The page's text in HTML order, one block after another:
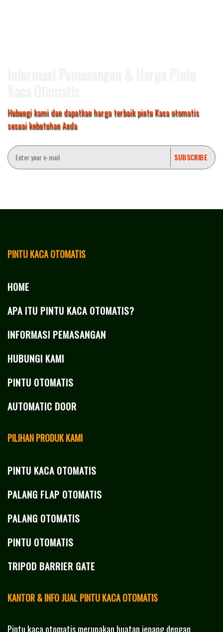
Hubungi kami dan dapatkan harga terbaik pintu Kaca otomatis
sesuai kebutuhan Anda
PINTU KACA OTOMATIS
HOME
APA ITU PINTU KACA OTOMATIS?
INFORMASI PEMASANGAN
HUBUNGI KAMI
PINTU OTOMATIS
AUTOMATIC DOOR
PILIHAN PRODUK KAMI
PINTU KACA OTOMATIS
PALANG FLAP OTOMATIS
PALANG OTOMATIS
PINTU OTOMATIS
TRIPOD BARRIER GATE
KANTOR & INFO JUAL PINTU KACA OTOMATIS
Pintu kaca otomatis merupakan buatan jepang dengan